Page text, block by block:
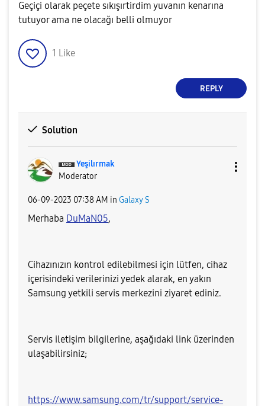
Geçiçi olarak peçete sıkışırtirdim yuvanın kenarına
tutuyor ama ne olacağı belli olmuyor
1 Like
REPLY
Solution
Yeşilırmak
Moderator
‎06-09-2023 07:38 AM in Galaxy S
Merhaba DuMaN05,
Cihazınızın kontrol edilebilmesi için lütfen, cihaz
içerisindeki verilerinizi yedek alarak, en yakın
Samsung yetkili servis merkezini ziyaret ediniz.
Servis iletişim bilgilerine, aşağıdaki link üzerinden
ulaşabilirsiniz;
https://www.samsung.com/tr/support/service-